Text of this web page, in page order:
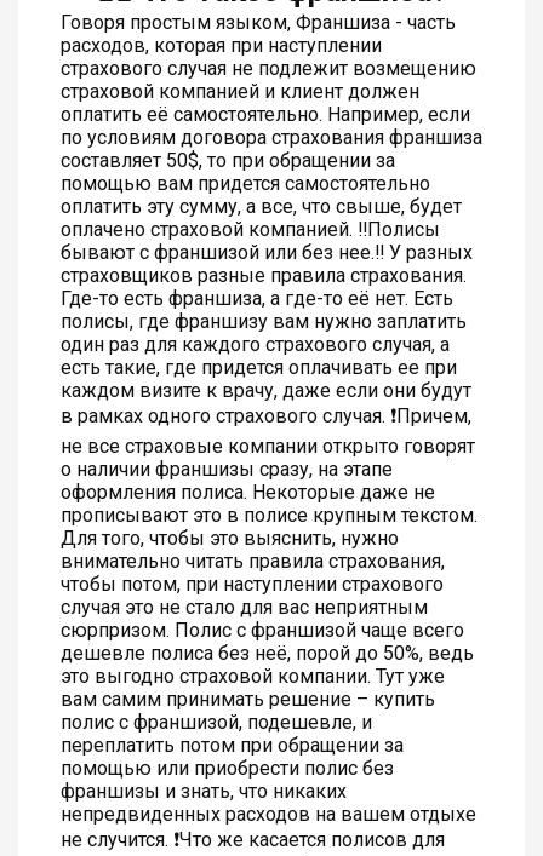
Говоря простым языком, Франшиза - часть
расходов, которая при наступлении
страхового случая не подлежит возмещению
страховой компанией и клиент должен
оплатить её самостоятельно. Например, если
по условиям договора страхования франшиза
составляет 50$, то при обращении за
помощью вам придется самостоятельно
оплатить эту сумму, а все, что свыше, будет
оплачено страховой компанией. ‼️Полисы
бывают с франшизой или без нее.‼️ У разных
страховщиков разные правила страхования.
Где-то есть франшиза, а где-то её нет. Есть
полисы, где франшизу вам нужно заплатить
один раз для каждого страхового случая, а
есть такие, где придется оплачивать ее при
каждом визите к врачу, даже если они будут
в рамках одного страхового случая. ❗️Причем,
не все страховые компании открыто говорят
о наличии франшизы сразу, на этапе
оформления полиса. Некоторые даже не
прописывают это в полисе крупным текстом.
Для того, чтобы это выяснить, нужно
внимательно читать правила страхования,
чтобы потом, при наступлении страхового
случая это не стало для вас неприятным
сюрпризом. Полис с франшизой чаще всего
дешевле полиса без неё, порой до 50%, ведь
это выгодно страховой компании. Тут уже
вам самим принимать решение – купить
полис с франшизой, подешевле, и
переплатить потом при обращении за
помощью или приобрести полис без
франшизы и знать, что никаких
непредвиденных расходов на вашем отдыхе
не случится. ❗️Что же касается полисов для